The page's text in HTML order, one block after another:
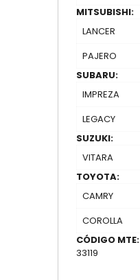
MITSUBISHI:
LANCER
PAJERO
SUBARU:
IMPREZA
LEGACY
SUZUKI:
VITARA
TOYOTA:
CAMRY
COROLLA
CÓDIGO MTE:
33119